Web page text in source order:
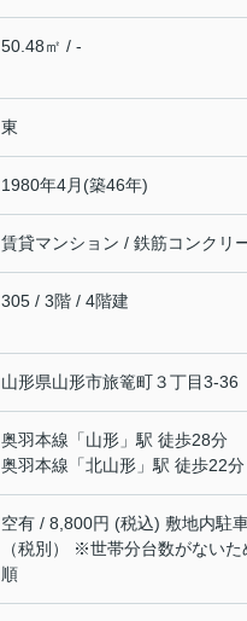
50.48㎡ / -
東
1980年4月(築46年)
賃貸マンション / 鉄筋コンクリ
305 / 3階 / 4階建
山形県山形市旅篭町３丁目3-36
奥羽本線 「山形 」駅 徒歩28分
奥羽本線 「北山形 」駅 徒歩22分
空有 / 8,800円 (税込) 敷地内駐
（税別） ※世帯分台数がない
順